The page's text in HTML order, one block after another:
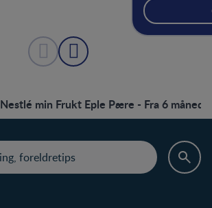
Nestlé min Frukt Eple Pære - Fra 6